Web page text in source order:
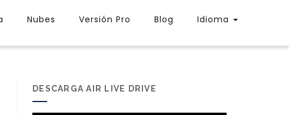
Nubes Versión Pro Blog Idioma
DESCARGA AIR LIVE DRIVE